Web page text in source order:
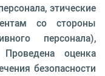
этиче­ские
со сторо­ны
персонала),
оценка
безопасно­сти